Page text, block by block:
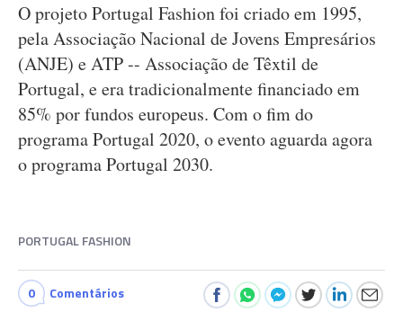
O projeto Portugal Fashion foi criado em 1995,
pela Associação Nacional de Jovens Empresários
(ANJE) e ATP -- Associação de Têxtil de
Portugal, e era tradicionalmente financiado em
85% por fundos europeus. Com o fim do
programa Portugal 2020, o evento aguarda agora
o programa Portugal 2030.
PORTUGAL FASHION
0 Comentários